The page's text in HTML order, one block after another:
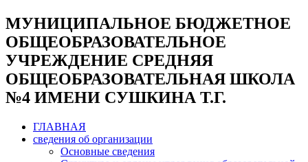
МУНИЦИПАЛЬНОЕ БЮДЖЕТНОЕ
ОБЩЕОБРАЗОВАТЕЛЬНОЕ
УЧРЕЖДЕНИЕ СРЕДНЯЯ
ОБЩЕОБРАЗОВАТЕЛЬНАЯ ШКОЛА
№4 ИМЕНИ СУШКИНА Т.Г.
ГЛАВНАЯ
сведения об организации
Основные сведения